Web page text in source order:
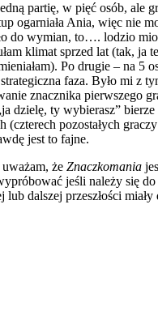
partię, w pięć osób, ale
ogarniała Ania, więc nie
do wymian, to…. lodzio
klimat sprzed lat (tak, ja
Po drugie – na 5
faza. Było mi z
znacznika pierwszego
dzielę, ty wybierasz” bierze
(czterech pozostałych
jest to fajne.
że Znaczkomania
jeśli należy się
lub dalszej przeszłości